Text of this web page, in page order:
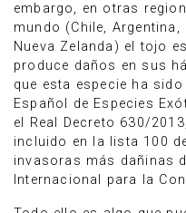
embargo, en otras
mundo (Chile, Argentina,
Nueva Zelanda) el tojo
produce daños en sus
que esta especie ha
Español de Especies
el Real Decreto 630/
incluido en la lista 100
invasoras más dañinas
Internacional para la